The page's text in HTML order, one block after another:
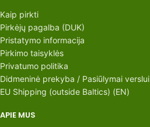
Kaip pirkti
Pirkėjų pagalba (DUK)
Pristatymo informacija
Pirkimo taisyklės
Privatumo politika
Didmeninė prekyba / Pasiūlymai verslui
EU Shipping (outside Baltics) (EN)
APIE MUS